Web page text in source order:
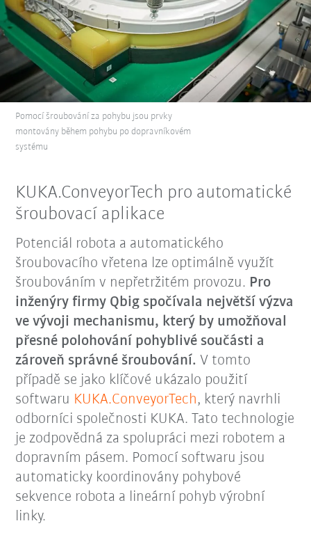
Pomocí šroubování za pohybu jsou prvky
montovány během pohybu po dopravníkovém
systému
KUKA.ConveyorTech pro automatické
šroubovací aplikace
Potenciál robota a automatického
šroubovacího vřetena lze optimálně využít
šroubováním v nepřetržitém provozu. Pro
inženýry firmy Qbig spočívala největší výzva
ve vývoji mechanismu, který by umožňoval
přesné polohování pohyblivé součásti a
zároveň správné šroubování. V tomto
případě se jako klíčové ukázalo použití
softwaru KUKA.ConveyorTech, který navrhli
odborníci společnosti KUKA. Tato technologie
je zodpovědná za spolupráci mezi robotem a
dopravním pásem. Pomocí softwaru jsou
automaticky koordinovány pohybové
sekvence robota a lineární pohyb výrobní
linky.